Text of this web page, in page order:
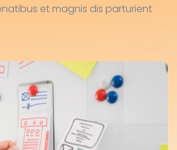
et magnis dis parturient